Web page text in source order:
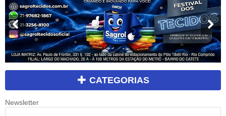
CATEGORIAS
Newsletter